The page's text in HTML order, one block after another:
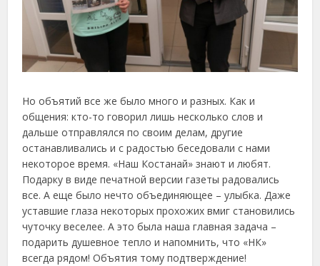
Но объятий все же было много и разных. Как и
общения: кто-то говорил лишь несколько слов и
дальше отправлялся по своим делам, другие
останавливались и с радостью беседовали с нами
некоторое время. «Наш Костанай» знают и любят.
Подарку в виде печатной версии газеты радовались
все. А еще было нечто объединяющее – улыбка. Даже
уставшие глаза некоторых прохожих вмиг становились
чуточку веселее. А это была наша главная задача –
подарить душевное тепло и напомнить, что «НК»
всегда рядом! Объятия тому подтверждение!